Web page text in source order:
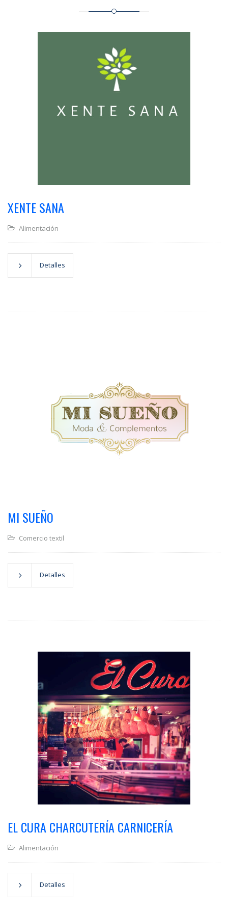
XENTE SANA
Alimentación
Detalles
MI SUEÑO
Comercio textil
Detalles
EL CURA CHARCUTERÍA CARNICERÍA
Alimentación
Detalles